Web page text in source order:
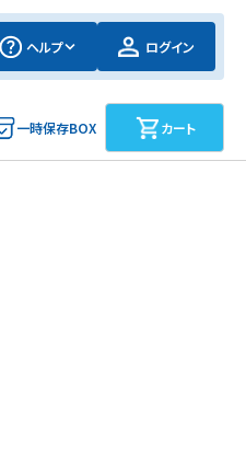
ヘルプ ログイン
一時保存BOX カート